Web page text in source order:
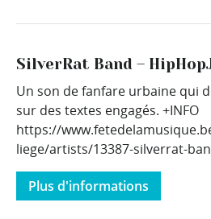
SilverRat Band –
Un son de fanfare urbaine qui
sur des textes engagés. +INFO
https://
liege/artists/13387-silverrat-
Plus d'informations